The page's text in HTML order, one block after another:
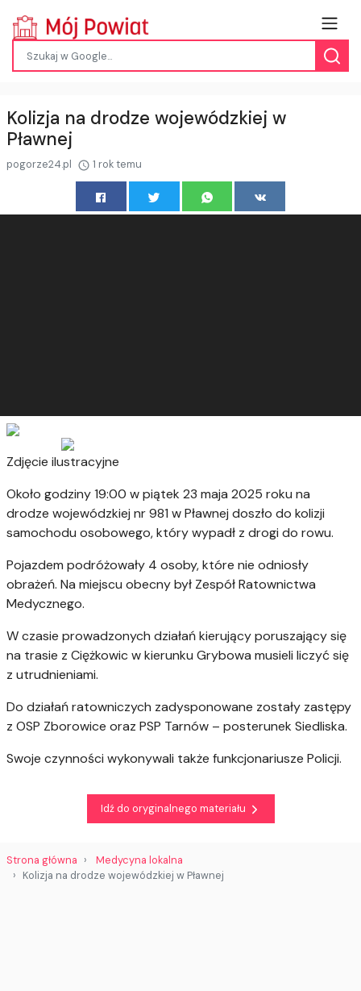
Kolizja na drodze wojewódzkiej w
Pławnej
pogorze24.pl 1 rok temu
Zdjęcie ilustracyjne
Około godziny 19:00 w piątek 23 maja 2025 roku na
drodze wojewódzkiej nr 981 w Pławnej doszło do kolizji
samochodu osobowego, który wypadł z drogi do rowu.
Pojazdem podróżowały 4 osoby, które nie odniosły
obrażeń. Na miejscu obecny był Zespół Ratownictwa
Medycznego.
W czasie prowadzonych działań kierujący poruszający się
na trasie z Ciężkowic w kierunku Grybowa musieli liczyć się
z utrudnieniami.
Do działań ratowniczych zadysponowane zostały zastępy
z OSP Zborowice oraz PSP Tarnów – posterunek Siedliska.
Swoje czynności wykonywali także funkcjonariusze Policji.
Idź do oryginalnego materiału
Strona główna
Medycyna lokalna
Kolizja na drodze wojewódzkiej w Pławnej